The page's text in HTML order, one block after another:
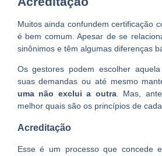
Muitos ainda confundem certificação
é bem comum. Apesar de se
sinônimos e têm algumas diferenças
Os gestores podem escolher
suas demandas ou até mesmo
uma não exclui a outra. Mas,
melhor quais são os princípios de cada
Acreditação
Esse é um processo que concede